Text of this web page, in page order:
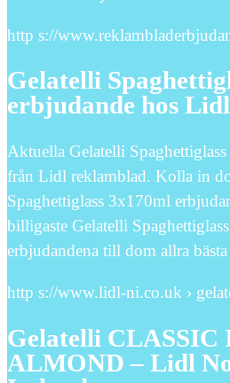
http s://
Gelatelli
erbjudande hos Lidl
Aktuella Gelatelli
från Lidl reklamblad. Kolla in
Spaghettiglass 3x170ml
billigaste Gelatelli
erbjudandena till dom allra
http s://www.lidl-ni.co.uk ›
Gelatelli CLASSIC
ALMOND – Lidl